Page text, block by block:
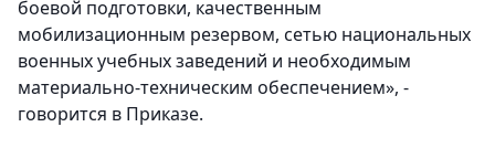
боевой подготовки, качественным
мобилизационным резервом, сетью национальных
военных учебных заведений и необходимым
материально-техническим обеспечением», -
говорится в Приказе.